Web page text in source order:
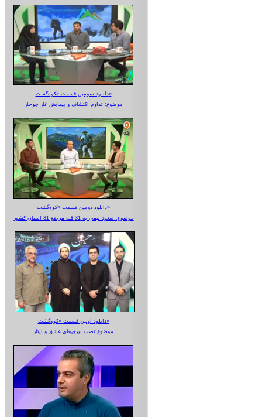
دانلود سومین قسمت «کوه‌گشت»
موضوع: تداوم اکتشاف و پیمایش غار جوجار
دانلود دومین قسمت «کوه‌گشت»
موضوع: صعود تیمی به 31 قله مرتفع 31 استان کشور
دانلود اولین قسمت «کوه‌گشت»
موضوع:نصب بیرق‌های عشق و ایثار